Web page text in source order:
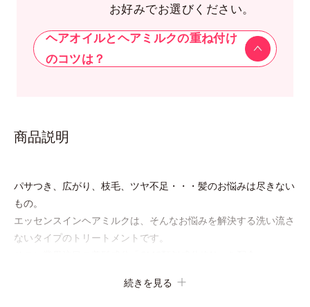
お好みでお選びください。
ヘアオイルとヘアミルクの重ね付け
のコツは？
商品説明
パサつき、広がり、枝毛、ツヤ不足・・・髪のお悩みは尽きない
もの。
エッセンスインヘアミルクは、そんなお悩みを解決する洗い流さ
ないタイプのトリートメントです。
を担っており、ダメージを受けてバラバラになりがちな髪内部の
続きを見る